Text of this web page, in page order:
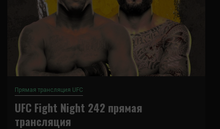
Прямая трансляция UFC
UFC Fight Night 242 прямая
трансляция